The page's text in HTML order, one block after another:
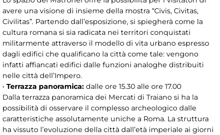
avere una visione di insieme della mostra “Civis, Civitas,
Civilitas”. Partendo dall’esposizione, si spiegherà come la
cultura romana si sia radicata nei territori conquistati
militarmente attraverso il modello di vita urbano espresso
dagli edifici che qualificano la città come tale: vengono
infatti affiancati edifici dalle funzioni analoghe distribuiti
nelle città dell’Impero.
• Terrazza panoramica: dalle ore 15.30 alle ore 17.00
Dalla terrazza panoramica dei Mercati di Traiano si ha la
possibilità di osservare il complesso archeologico dalle
caratteristiche assolutamente uniche a Roma. La struttura
ha vissuto l’evoluzione della città dall’età imperiale ai giorni